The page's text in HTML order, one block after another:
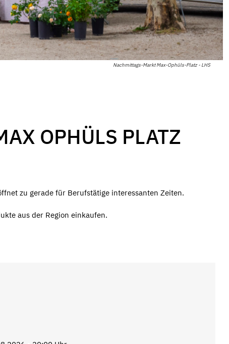
Nachmittags-Markt Max-Ophüls-Platz - LHS
OPHÜLS PLATZ
zu gerade für Berufstätige interessanten Zeiten.
aus der Region einkaufen.